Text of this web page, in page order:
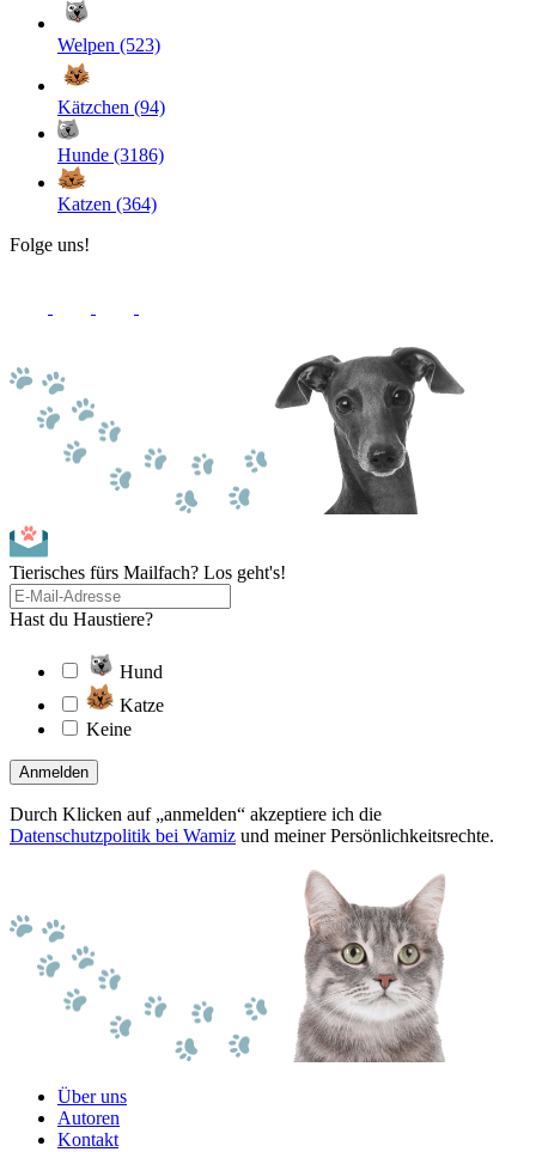
Welpen (523)
Kätzchen (94)
Hunde (3186)
Katzen (364)
Folge uns!
Tierisches fürs Mailfach? Los geht's!
Hast du Haustiere?
Hund
Katze
Keine
Anmelden
Durch Klicken auf „anmelden“ akzeptiere ich die
Datenschutzpolitik bei Wamiz und meiner Persönlichkeitsrechte.
Über uns
Autoren
Kontakt